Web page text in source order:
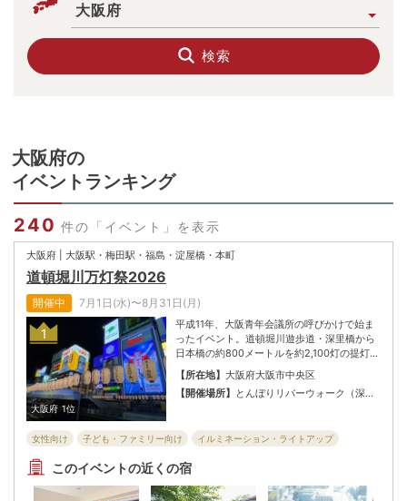
大阪府
検索
大阪府の
イベントランキング
240 件の「イベント」を表示
大阪府 | 大阪駅・梅田駅・福島・淀屋橋・本町
道頓堀川万灯祭2026
開催中 7月1日(水)〜8月31日(月)
1
大阪府 1位
平成11年、大阪青年会議所の呼びかけで始ま
ったイベント。道頓堀川遊歩道・深里橋から
日本橋の約800メートルを約2,100灯の提灯で
飾る。浴衣姿での川沿い散歩や、とんぼりリ
バークルーズに乗船してミナミの夜景を楽し
むのがおすすめ。大阪ミナミの益々の賑わい
【所在地】 大阪府大阪市中央区
【開催場所】
とんぼりリバーウォーク（深里
女性向け 子ども・ファミリー向け
イルミネーション・ライトアップ
カップル向け
このイベントの近くの宿